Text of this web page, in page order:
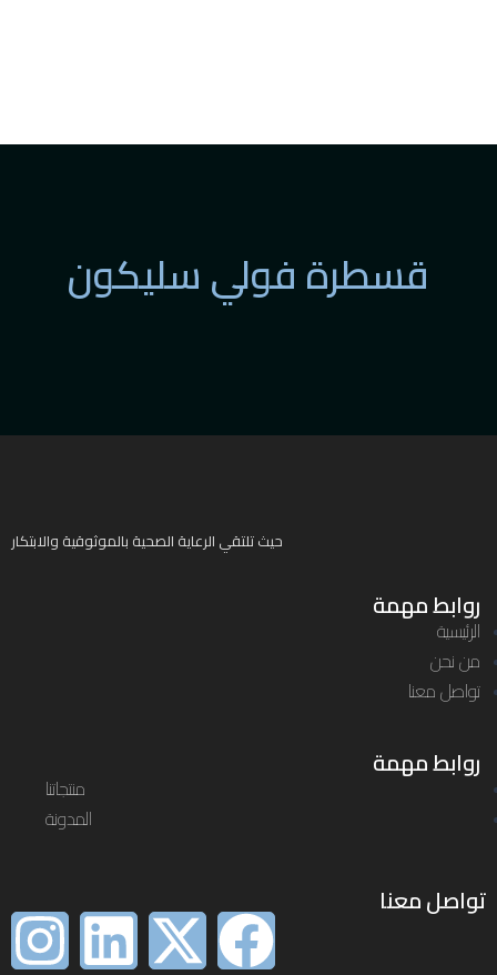
قسطرة فولي سليكون
حيث تلتقي الرعاية الصحية بالموثوقية والابتكار
روابط مهمة
الرئيسية
من نحن
تواصل معنا
روابط مهمة
منتجاتنا
المدونة
تواصل معنا